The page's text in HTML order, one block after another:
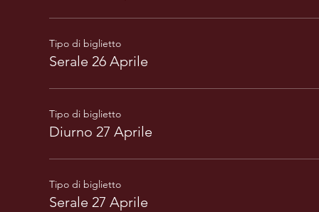
Tipo di biglietto
Serale 26 Aprile
Tipo di biglietto
Diurno 27 Aprile
Tipo di biglietto
Serale 27 Aprile